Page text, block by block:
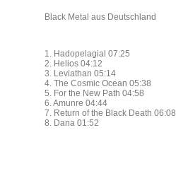
Black Metal aus Deutschland
1. Hadopelagial 07:25
2. Helios 04:12
3. Leviathan 05:14
4. The Cosmic Ocean 05:38
5. For the New Path 04:58
6. Amunre 04:44
7. Return of the Black Death 06:08
8. Dana 01:52